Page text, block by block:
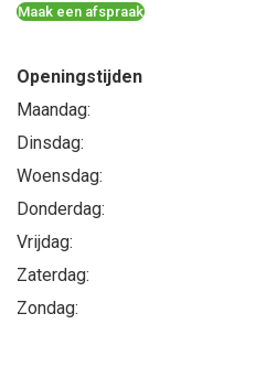
Maak een afspraak
Openingstijden
Maandag
Dinsdag
Woensdag
Donderdag
Vrijdag
Zaterdag
Zondag